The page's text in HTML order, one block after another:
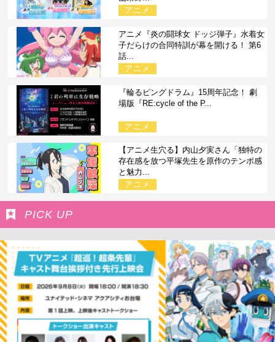
アニメ
アニメ『炎の闘球女 ドッジ弾子』水着女
子だらけの合同特訓が幕を開ける！ 第6
話...
アニメ
『輪るピングドラム』15周年記念！ 劇
場版『RE:cycle of the P...
アニメ
【アニメ生穴る】内山夕実さん「独特の
存在感を放つ平塚先生を原作のテンポ感
と魅力...
アニメ
PICK UP